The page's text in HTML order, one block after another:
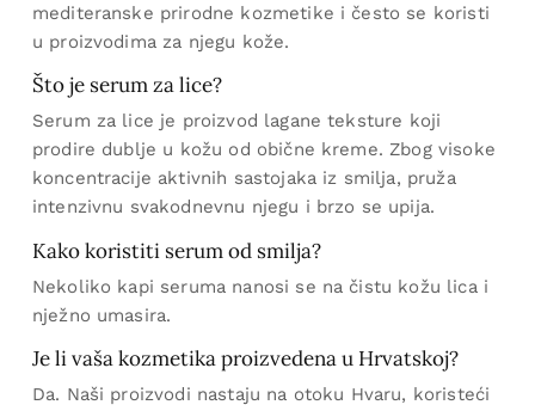
mediteranske prirodne kozmetike i često se koristi
u proizvodima za njegu kože.
Što je serum za lice?
Serum za lice je proizvod lagane teksture koji
prodire dublje u kožu od obične kreme. Zbog visoke
koncentracije aktivnih sastojaka iz smilja, pruža
intenzivnu svakodnevnu njegu i brzo se upija.
Kako koristiti serum od smilja?
Nekoliko kapi seruma nanosi se na čistu kožu lica i
nježno umasira.
Je li vaša kozmetika proizvedena u Hrvatskoj?
Da. Naši proizvodi nastaju na otoku Hvaru, koristeći